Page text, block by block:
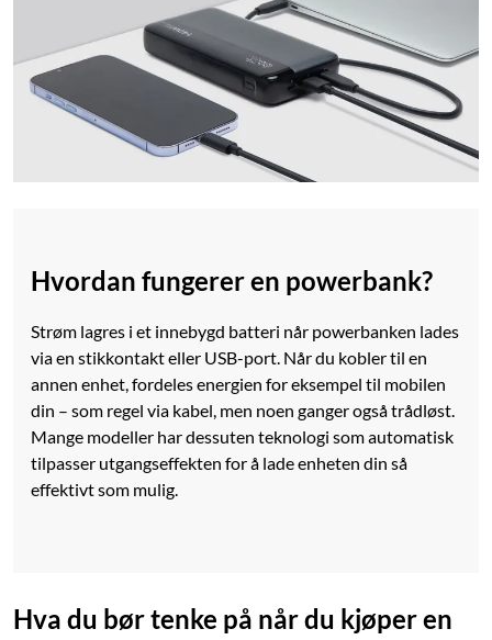
Hvordan fungerer en powerbank?
Strøm lagres i et innebygd batteri når powerbanken lades
via en stikkontakt eller USB-port. Når du kobler til en
annen enhet, fordeles energien for eksempel til mobilen
din – som regel via kabel, men noen ganger også trådløst.
Mange modeller har dessuten teknologi som automatisk
tilpasser utgangseffekten for å lade enheten din så
effektivt som mulig.
Hva du bør tenke på når du kjøper en